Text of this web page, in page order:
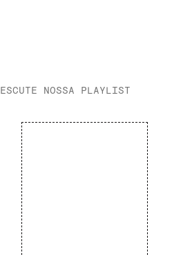
ESCUTE NOSSA PLAYLIST